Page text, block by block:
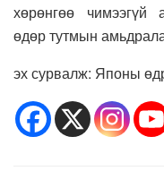
хөрөнгөө чимээгүй
өдөр тутмын
эх сурвалж: Японы